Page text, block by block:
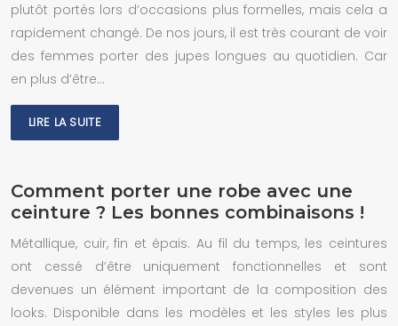
plutôt portés lors d’occasions plus formelles, mais cela a
rapidement changé. De nos jours, il est très courant de voir
des femmes porter des jupes longues au quotidien. Car
en plus d’être…
LIRE LA SUITE
Comment porter une robe avec une
ceinture ? Les bonnes combinaisons !
Métallique, cuir, fin et épais. Au fil du temps, les ceintures
ont cessé d’être uniquement fonctionnelles et sont
devenues un élément important de la composition des
looks. Disponible dans les modèles et les styles les plus